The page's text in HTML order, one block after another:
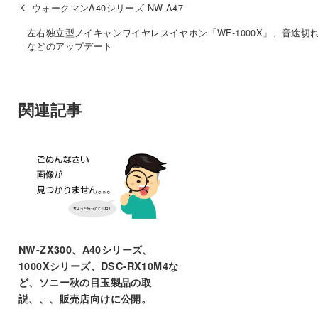
ウォークマンA40シリーズ NW-A47
左右独立型ノイキャンワイヤレスイヤホン「WF-1000X」、音途切
などのアップデート
関連記事
NW-ZX300、A40シリーズ、
1000Xシリーズ、DSC-RX10M4な
ど、ソニー秋の目玉製品の取
説、、、販売店向けに公開。